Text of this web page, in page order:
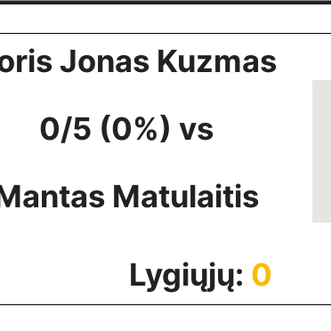
Jonas Kuzmas
0/5 (0%) vs
Matulaitis
Lygiųjų: 0